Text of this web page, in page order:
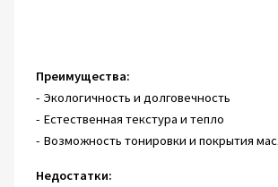
Преимущества:
- Экологичность и долговечность
- Естественная текстура и тепло
- Возможность тонировки и покрытия
Недостатки: